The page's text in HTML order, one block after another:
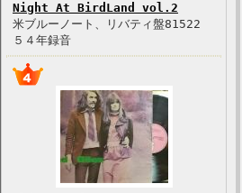
Night At BirdLand vol.2
米ブルーノート、リバティ盤81522
５４年録音